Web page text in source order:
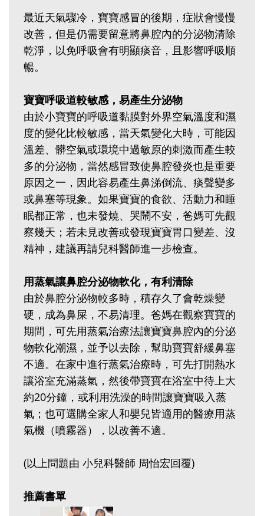
最近天氣驟冷，寶寶感冒的後期，症狀會慢慢
改善，但是仍需要留意將鼻腔內的分泌物清除
乾淨，以免呼吸會有明顯痰音，且影響呼吸順
暢。
寶寶呼吸道較敏感，易產生分泌物
由於小寶寶的呼吸道黏膜對外界空氣溫度和濕
度的變化比較敏感，當天氣變化大時，可能因
溫差、髒空氣或環境中過敏原的刺激而產生較
多的分泌物，當然感冒致使鼻腔發炎也是重要
原因之一，因此容易產生鼻涕倒流、痰聲變多
或鼻塞等現象。如果寶寶的食欲、活動力和睡
眠都正常，也未發燒、哭鬧不安，爸媽可先觀
察幾天；若未見改善或發現寶寶胃口變差、沒
精神，建議再請兒科醫師進一步檢查。
用蒸氣讓鼻腔分泌物軟化，有利清除
由於鼻腔分泌物較多時，積存久了會乾燥變
硬，成為鼻屎，不易清理。爸媽在觀察寶寶的
期間，可先用蒸氣治療法讓寶寶鼻腔內的分泌
物軟化潮濕，並予以去除，幫助寶寶舒緩鼻塞
不適。在家中進行蒸氣治療時，可先打開熱水
讓浴室充滿蒸氣，然後帶寶寶在浴室中待上大
約20分鐘，或利用洗澡的時間讓寶寶吸入蒸
氣；也可選購全家人和嬰兒皆適用的醫療用蒸
氣機（噴霧器），以改善不適。
(以上問題由 小兒科醫師 周怡宏回覆)
推薦書單